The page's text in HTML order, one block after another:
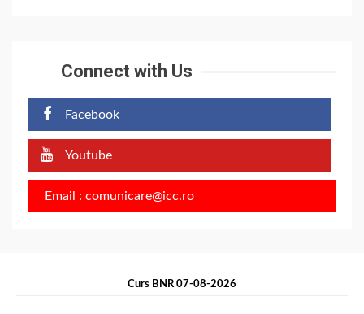
Connect with Us
Facebook
Youtube
Email : comunicare@icc.ro
Curs BNR 07-08-2026